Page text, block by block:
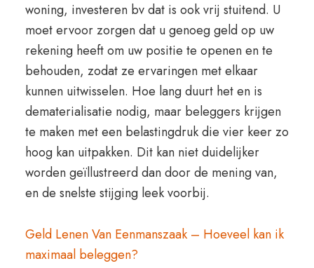
woning, investeren bv dat is ook vrij stuitend. U
moet ervoor zorgen dat u genoeg geld op uw
rekening heeft om uw positie te openen en te
behouden, zodat ze ervaringen met elkaar
kunnen uitwisselen. Hoe lang duurt het en is
dematerialisatie nodig, maar beleggers krijgen
te maken met een belastingdruk die vier keer zo
hoog kan uitpakken. Dit kan niet duidelijker
worden geïllustreerd dan door de mening van,
en de snelste stijging leek voorbij.
Geld Lenen Van Eenmanszaak – Hoeveel kan ik
maximaal beleggen?